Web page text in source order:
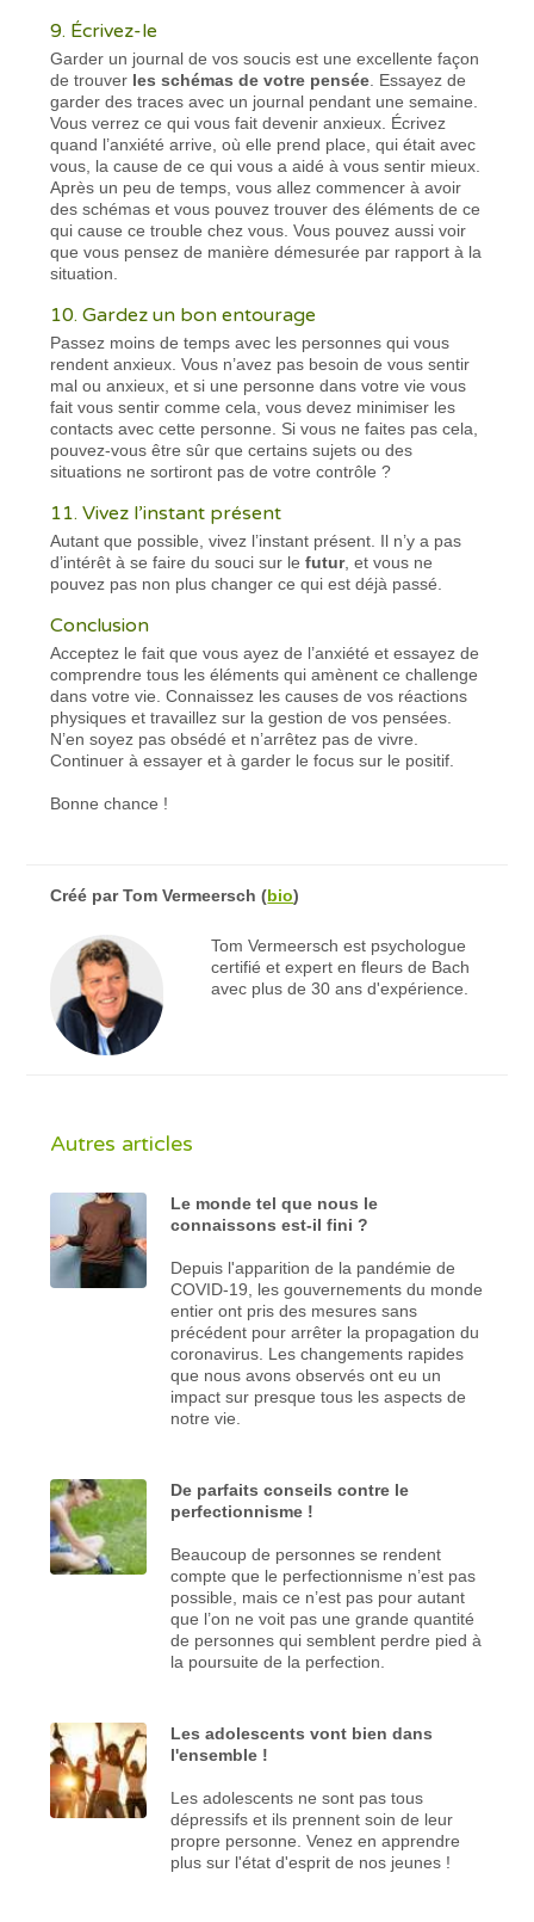
9. Écrivez-le
Garder un journal de vos soucis est une excellente façon
de trouver les schémas de votre pensée . Essayez de
garder des traces avec un journal pendant une semaine.
Vous verrez ce qui vous fait devenir anxieux. Écrivez
quand l’anxiété arrive, où elle prend place, qui était avec
vous, la cause de ce qui vous a aidé à vous sentir mieux.
Après un peu de temps, vous allez commencer à avoir
des schémas et vous pouvez trouver des éléments de ce
qui cause ce trouble chez vous. Vous pouvez aussi voir
que vous pensez de manière démesurée par rapport à la
situation.
10. Gardez un bon entourage
Passez moins de temps avec les personnes qui vous
rendent anxieux. Vous n’avez pas besoin de vous sentir
mal ou anxieux, et si une personne dans votre vie vous
fait vous sentir comme cela, vous devez minimiser les
contacts avec cette personne. Si vous ne faites pas cela,
pouvez-vous être sûr que certains sujets ou des
situations ne sortiront pas de votre contrôle ?
11. Vivez l’instant présent
Autant que possible, vivez l’instant présent. Il n’y a pas
d’intérêt à se faire du souci sur lefutur, et vous ne
pouvez pas non plus changer ce qui est déjà passé.
Conclusion
Acceptez le fait que vous ayez de l’anxiété et essayez de
comprendre tous les éléments qui amènent ce challenge
dans votre vie. Connaissez les causes de vos réactions
physiques et travaillez sur la gestion de vos pensées.
N’en soyez pas obsédé et n’arrêtez pas de vivre.
Continuer à essayer et à garder le focus sur le positif.
Bonne chance !
Créé parTom Vermeersch (bio)
Tom Vermeersch est psychologue
certifié et expert en fleurs de Bach
avec plus de 30 ans d'expérience.
Autres articles
Le monde tel que nous le
connaissons est-il fini ?
Depuis l'apparition de la pandémie de
COVID-19, les gouvernements du monde
entier ont pris des mesures sans
précédent pour arrêter la propagation du
coronavirus. Les changements rapides
que nous avons observés ont eu un
impact sur presque tous les aspects de
notre vie.
De parfaits conseils contre le
perfectionnisme !
Beaucoup de personnes se rendent
compte que le perfectionnisme n’est pas
possible, mais ce n’est pas pour autant
que l’on ne voit pas une grande quantité
de personnes qui semblent perdre pied à
la poursuite de la perfection.
Les adolescents vont bien dans
l'ensemble !
Les adolescents ne sont pas tous
dépressifs et ils prennent soin de leur
propre personne. Venez en apprendre
plus sur l'état d'esprit de nos jeunes !